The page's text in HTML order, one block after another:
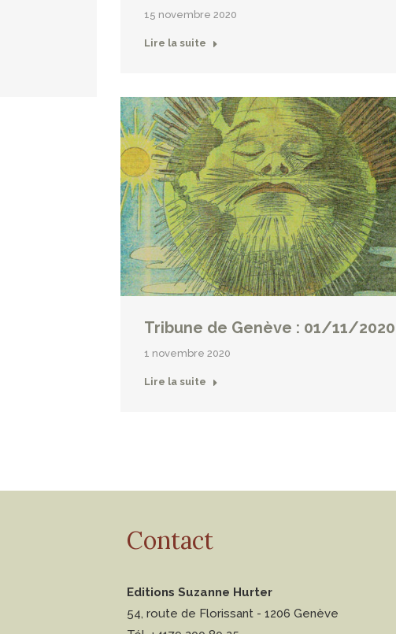
15 novembre 2020
Lire la suite
Tribune de Genève : 01/11/2020
1 novembre 2020
Lire la suite
Contact
Editions Suzanne Hurter
54, route de Florissant - 1206 Genève